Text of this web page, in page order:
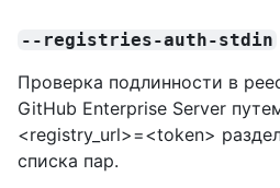
--registries-auth-stdin
Проверка подлинности в
GitHub Enterprise Server
<registry_url>=<token>
списка пар.